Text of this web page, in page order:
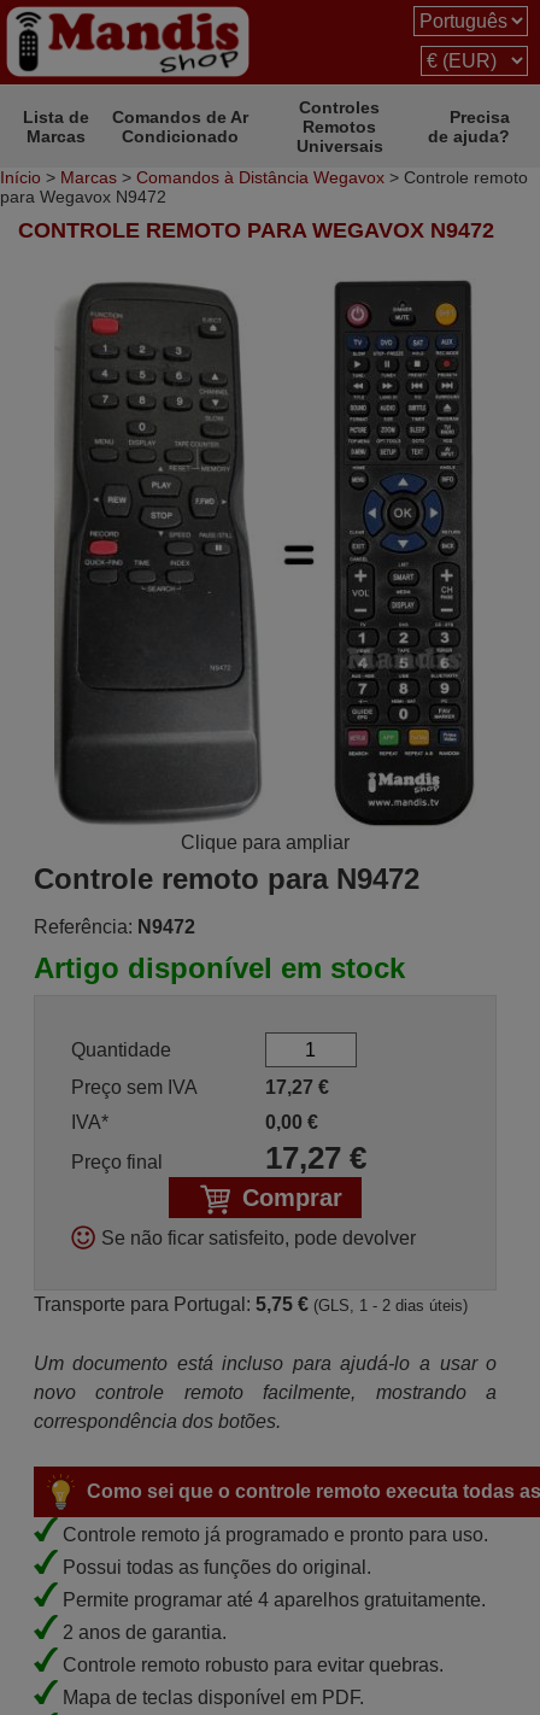
Lista de
Marcas
Comandos de Ar
Condicionado
Controles
Remotos
Universais
Precisa
de ajuda?
Início > Marcas > Comandos à Distância Wegavox > Controle remoto
para Wegavox N9472
CONTROLE REMOTO PARA WEGAVOX N9472
Clique para ampliar
Controle remoto para N9472
Referência: N9472
Artigo disponível em stock
Quantidade
Preço sem IVA
17,27 €
IVA*
0,00 €
Preço final
17,27€
Comprar
Se não ficar satisfeito, pode devolver
Transporte para Portugal: 5,75 € (GLS, 1 - 2 dias úteis)
Um documento está incluso para ajudá-lo a usar o
novo controle remoto facilmente, mostrando a
correspondência dos botões.
Como sei que o controle remoto executa todas
Controle remoto já programado e pronto para uso.
Possui todas as funções do original.
Permite programar até 4 aparelhos gratuitamente.
2 anos de garantia.
Controle remoto robusto para evitar quebras.
Mapa de teclas disponível em PDF.